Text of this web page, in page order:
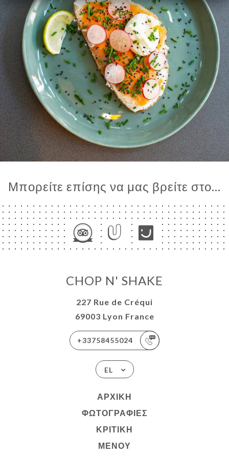
Μπορείτε επίσης να μας βρείτε στο...
CHOP N' SHAKE
227 Rue de Créqui
69003 Lyon France
+33758455024
EL
ΑΡΧΙΚΉ
ΦΩΤΟΓΡΑΦΊΕΣ
ΚΡΙΤΙΚΉ
ΜΕΝΟΎ